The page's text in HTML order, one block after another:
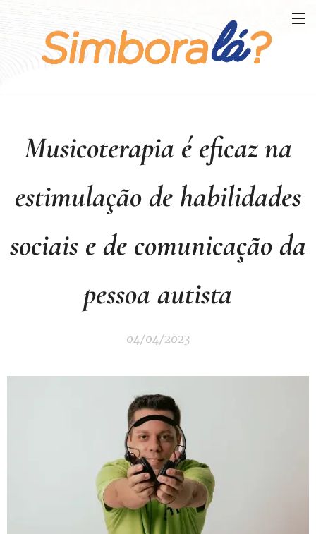
Musicoterapia é eficaz na
estimulação de habilidades
sociais e de comunicação da
pessoa autista
04/04/2023